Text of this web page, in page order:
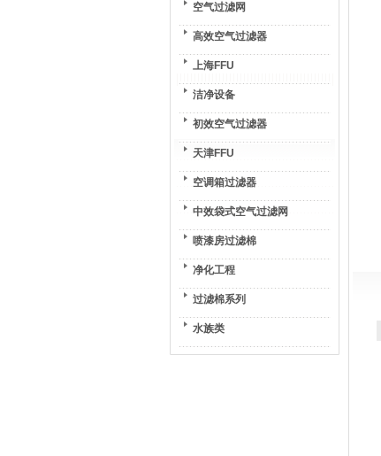
空气过滤网
高效空气过滤器
上海FFU
洁净设备
初效空气过滤器
天津FFU
空调箱过滤器
中效袋式空气过滤网
喷漆房过滤棉
净化工程
过滤棉系列
水族类